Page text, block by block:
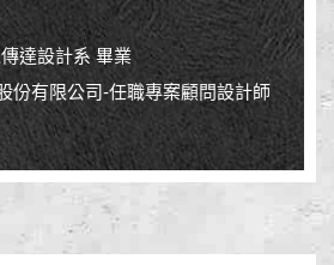
達設計系 畢業
份有限公司-任職專案顧問設計師